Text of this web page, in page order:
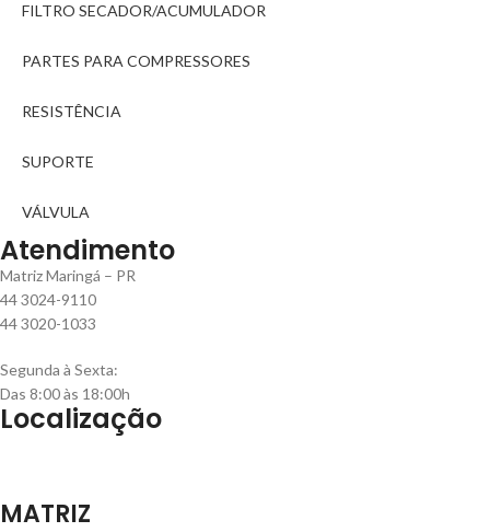
FILTRO SECADOR/ACUMULADOR
PARTES PARA COMPRESSORES
RESISTÊNCIA
SUPORTE
VÁLVULA
Atendimento
Matriz Maringá – PR
44 3024-9110
44 3020-1033
Segunda à Sexta:
Das 8:00 às 18:00h
Localização
MATRIZ